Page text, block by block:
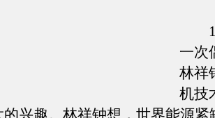
一次
林祥
机技
兴趣。林祥钟想，世界能源紧